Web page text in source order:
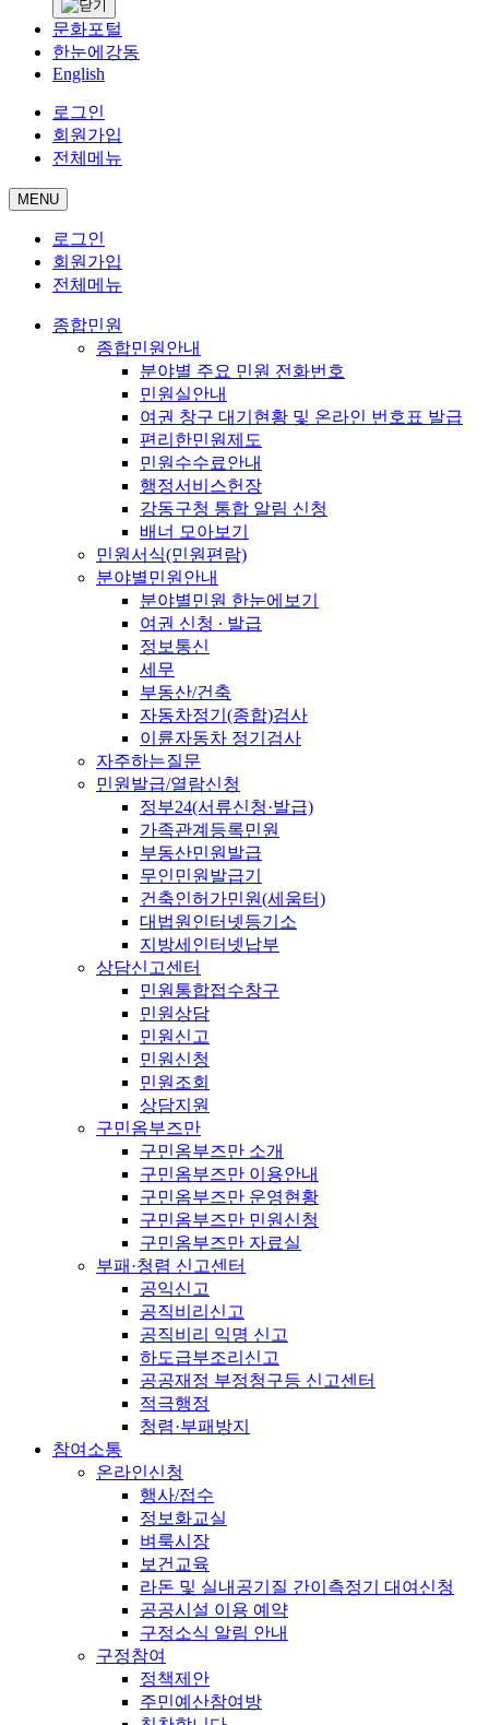
문화포털
한눈에강동
English
로그인
회원가입
전체메뉴
MENU
로그인
회원가입
전체메뉴
종합민원
종합민원안내
분야별 주요 민원 전화번호
민원실안내
여권 창구 대기현황 및 온라인 번호표 발급
편리한민원제도
민원수수료안내
행정서비스헌장
강동구청 통합 알림 신청
배너 모아보기
민원서식(민원편람)
분야별민원안내
분야별민원 한눈에보기
여권 신청 ∙ 발급
정보통신
세무
부동산/건축
자동차정기(종합)검사
이륜자동차 정기검사
자주하는질문
민원발급/열람신청
정부24(서류신청·발급)
가족관계등록민원
부동산민원발급
무인민원발급기
건축인허가민원(세움터)
대법원인터넷등기소
지방세인터넷납부
상담신고센터
민원통합접수창구
민원상담
민원신고
민원신청
민원조회
상담지원
구민옴부즈만
구민옴부즈만 소개
구민옴부즈만 이용안내
구민옴부즈만 운영현황
구민옴부즈만 민원신청
구민옴부즈만 자료실
부패·청렴 신고센터
공익신고
공직비리신고
공직비리 익명 신고
하도급부조리신고
공공재정 부정청구등 신고센터
적극행정
청렴·부패방지
참여소통
온라인신청
행사/접수
정보화교실
벼룩시장
보건교육
라돈 및 실내공기질 간이측정기 대여신청
공공시설 이용 예약
구정소식 알림 안내
구정참여
정책제안
주민예산참여방